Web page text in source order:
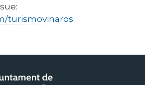
turismovinaros